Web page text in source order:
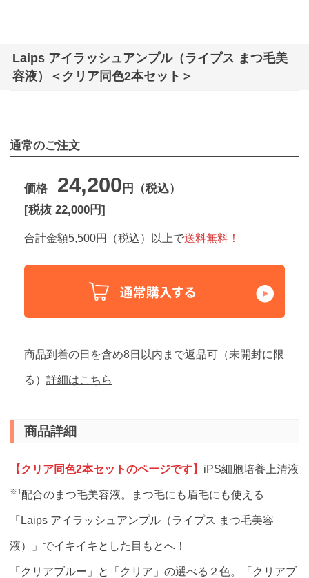
Laips アイラッシュアンプル（ライプス まつ毛美
容液）＜クリア同色2本セット＞
通常のご注文
価格 24,200 円（税込）
[税抜 22,000円]
合計金額5,500円（税込）以上で送料無料！
商品到着の日を含め8日以内まで返品可（未開封に限
る）詳細はこちら
商品詳細
【クリア同色2本セットのページです】 iPS細胞培養上清液
※1配合のまつ毛美容液。まつ毛にも眉毛にも使える
「Laips アイラッシュアンプル（ライプス まつ毛美容
液）」でイキイキとした目もとへ！
「クリアブルー」と「クリア」の選べる２色。「クリアブ